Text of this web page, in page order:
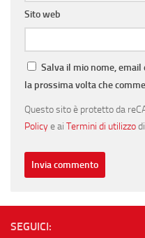
Sito web
Salva il mio nome,
la prossima volta che
Questo sito è protetto da
Policye ai Termini di utilizzo
SEGUICI: